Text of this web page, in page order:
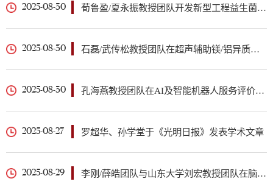
荀鲁盈/夏永振教授团队开发新型工程益生菌可有效缓解小鼠溃疡性结肠炎
2025-08-30
石磊/武传松教授团队在超声辅助镁/铝异质合金搅拌摩擦焊接研究方面取得新进展
2025-08-30
孔海燕教授团队在AI及智能机器人服务评价领域取得新进展
2025-08-30
罗超华、孙学堂于《光明日报》发表学术文章
2025-08-27
李刚/薛皓团队与山东大学刘宏教授团队在脑胶质瘤纳米催化精准免疫治疗领域取得系列新进展
2025-08-29